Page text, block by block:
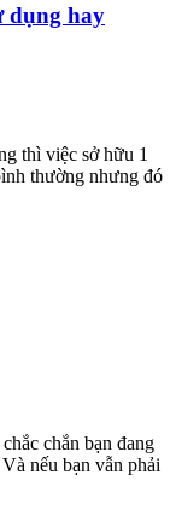
dụng hay
thì việc sở hữu 1
thường nhưng đó
chắn bạn đang
nếu bạn vẫn phải